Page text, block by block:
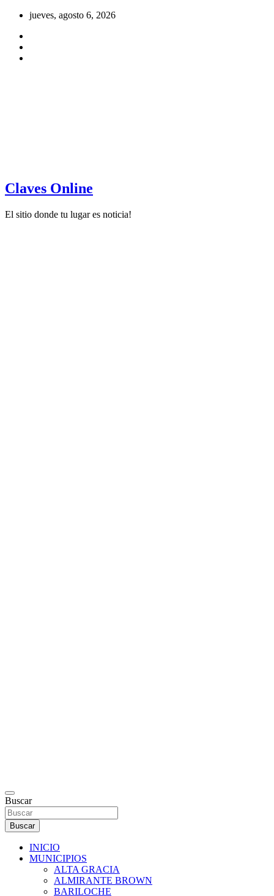
Saltar
contenido
jueves, agosto 6, 2026
Claves Online
El sitio donde tu lugar es noticia!
Buscar
Buscar
INICIO
MUNICIPIOS
ALTA GRACIA
ALMIRANTE BROWN
BARILOCHE